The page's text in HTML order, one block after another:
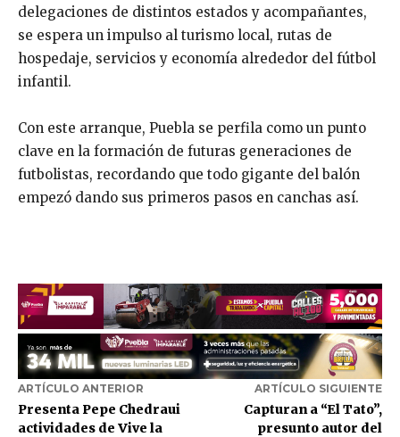
delegaciones de distintos estados y acompañantes,
se espera un impulso al turismo local, rutas de
hospedaje, servicios y economía alrededor del fútbol
infantil.
Con este arranque, Puebla se perfila como un punto
clave en la formación de futuras generaciones de
futbolistas, recordando que todo gigante del balón
empezó dando sus primeros pasos en canchas así.
ARTÍCULO ANTERIOR
Presenta Pepe Chedraui
actividades de Vive la
ARTÍCULO SIGUIENTE
Capturan a “El Tato”,
presunto autor del